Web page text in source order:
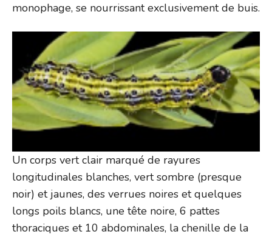
monophage, se nourrissant exclusivement de buis.
Un corps vert clair marqué de rayures
longitudinales blanches, vert sombre (presque
noir) et jaunes, des verrues noires et quelques
longs poils blancs, une tête noire, 6 pattes
thoraciques et 10 abdominales, la chenille de la